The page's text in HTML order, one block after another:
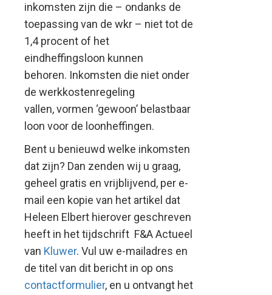
inkomsten zijn die – ondanks de
toepassing van de wkr – niet tot de
1,4 procent of het
eindheffingsloon kunnen
behoren. Inkomsten die niet onder
de werkkostenregeling
vallen, vormen ‘gewoon’ belastbaar
loon voor de loonheffingen.
Bent u benieuwd welke inkomsten
dat zijn? Dan zenden wij u graag,
geheel gratis en vrijblijvend, per e-
mail een kopie van het artikel dat
Heleen Elbert hierover geschreven
heeft in het tijdschrift F&A Actueel
van Kluwer. Vul uw e-mailadres en
de titel van dit bericht in op ons
contactformulier, en u ontvangt het